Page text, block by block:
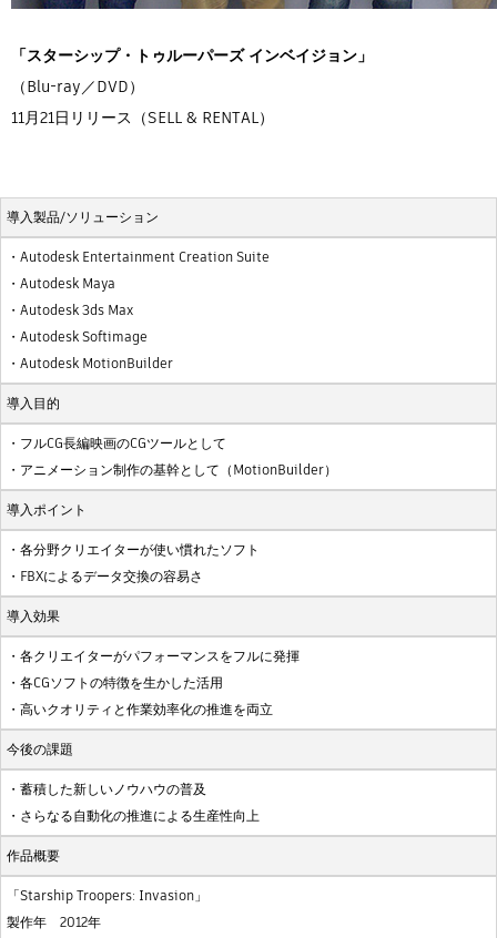
「スターシップ・トゥルーパーズ インベイジョン」
（Blu-ray／DVD）
11月21日リリース（SELL & RENTAL）
導入製品/ソリューション
・Autodesk Entertainment Creation Suite
・Autodesk Maya
・Autodesk 3ds Max
・Autodesk Softimage
・Autodesk MotionBuilder
導入目的
・フルCG長編映画のCGツールとして
・アニメーション制作の基幹として（MotionBuilder）
導入ポイント
・各分野クリエイターが使い慣れたソフト
・FBXによるデータ交換の容易さ
導入効果
・各クリエイターがパフォーマンスをフルに発揮
・各CGソフトの特徴を生かした活用
・高いクオリティと作業効率化の推進を両立
今後の課題
・蓄積した新しいノウハウの普及
・さらなる自動化の推進による生産性向上
作品概要
「Starship Troopers: Invasion」
製作年 2012年